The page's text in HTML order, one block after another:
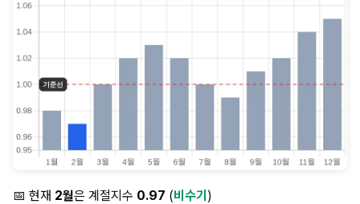
📅 현재 2월은 계절지수 0.97 (비수기 )